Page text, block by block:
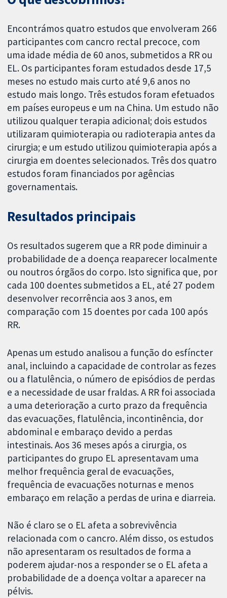
Encontrámos quatro estudos que envolveram 266
participantes com cancro rectal precoce, com
uma idade média de 60 anos, submetidos a RR ou
EL. Os participantes foram estudados desde 17,5
meses no estudo mais curto até 9,6 anos no
estudo mais longo. Três estudos foram efetuados
em países europeus e um na China. Um estudo não
utilizou qualquer terapia adicional; dois estudos
utilizaram quimioterapia ou radioterapia antes da
cirurgia; e um estudo utilizou quimioterapia após a
cirurgia em doentes selecionados. Três dos quatro
estudos foram financiados por agências
governamentais.
Resultados principais
Os resultados sugerem que a RR pode diminuir a
probabilidade de a doença reaparecer localmente
ou noutros órgãos do corpo. Isto significa que, por
cada 100 doentes submetidos a EL, até 27 podem
desenvolver recorrência aos 3 anos, em
comparação com 15 doentes por cada 100 após
RR.
Apenas um estudo analisou a função do esfíncter
anal, incluindo a capacidade de controlar as fezes
ou a flatulência, o número de episódios de perdas
e a necessidade de usar fraldas. A RR foi associada
a uma deterioração a curto prazo da frequência
das evacuações, flatulência, incontinência, dor
abdominal e embaraço devido a perdas
intestinais. Aos 36 meses após a cirurgia, os
participantes do grupo EL apresentavam uma
melhor frequência geral de evacuações,
frequência de evacuações noturnas e menos
embaraço em relação a perdas de urina e diarreia.
Não é claro se o EL afeta a sobrevivência
relacionada com o cancro. Além disso, os estudos
não apresentaram os resultados de forma a
poderem ajudar-nos a responder se o EL afeta a
probabilidade de a doença voltar a aparecer na
pélvis.